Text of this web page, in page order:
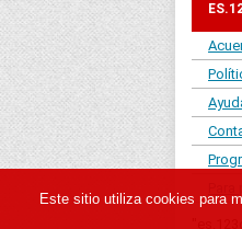
Este sitio utiliza cookies para